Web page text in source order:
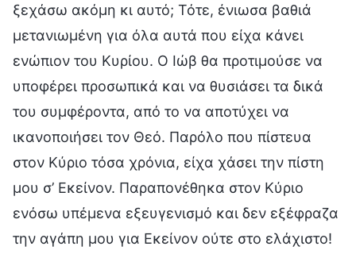
ξεχάσω ακόμη κι αυτό; Τότε, ένιωσα βαθιά
μετανιωμένη για όλα αυτά που είχα κάνει
ενώπιον του Κυρίου. Ο Ιώβ θα προτιμούσε να
υποφέρει προσωπικά και να θυσιάσει τα δικά
του συμφέροντα, από το να αποτύχει να
ικανοποιήσει τον Θεό. Παρόλο που πίστευα
στον Κύριο τόσα χρόνια, είχα χάσει την πίστη
μου σ’ Εκείνον. Παραπονέθηκα στον Κύριο
ενόσω υπέμενα εξευγενισμό και δεν εξέφραζα
την αγάπη μου για Εκείνον ούτε στο ελάχιστο!